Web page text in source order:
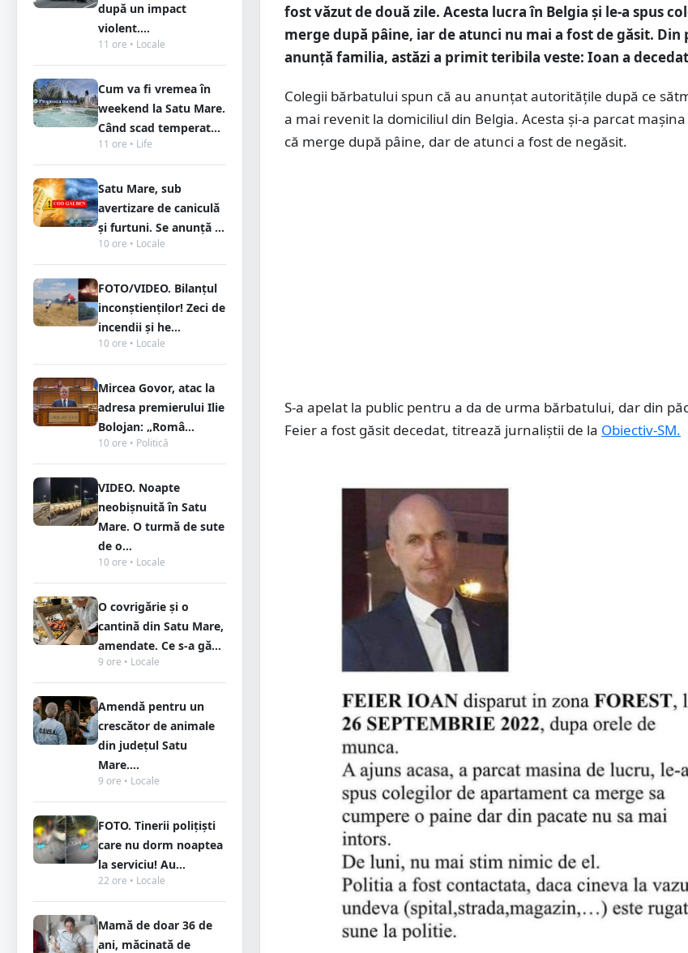
după un impact
violent....
11 ore • Locale
Cum va fi vremea în
weekend la Satu Mare.
Când scad temperat...
11 ore • Life
Satu Mare, sub
avertizare de caniculă
și furtuni. Se anunță ...
10 ore • Locale
FOTO/VIDEO. Bilanțul
inconștienților! Zeci de
incendii și he...
10 ore • Locale
Mircea Govor, atac la
adresa premierului Ilie
Bolojan: „Româ...
10 ore • Politică
VIDEO. Noapte
neobișnuită în Satu
Mare. O turmă de sute
de o...
10 ore • Locale
O covrigărie și o
cantină din Satu Mare,
amendate. Ce s-a gă...
9 ore • Locale
Amendă pentru un
crescător de animale
din județul Satu
Mare....
9 ore • Locale
FOTO. Tinerii polițiști
care nu dorm noaptea
la serviciu! Au...
22 ore • Locale
Mamă de doar 36 de
ani, măcinată de
fost văzut de două zile. Acesta lucra în Belgia și le-a spus
merge după pâine, iar de atunci nu mai a fost de găsit. Din
anunță familia, astăzi a primit teribila veste: Ioan a
Colegii bărbatului spun că au anunțat autoritățile după ce
a mai revenit la domiciliul din Belgia. Acesta și-a parcat mașina
că merge după pâine, dar de atunci a fost de negăsit.
S-a apelat la public pentru a da de urma bărbatului, dar din
Feier a fost găsit decedat, titrează jurnaliștii de la Obiectiv-SM.